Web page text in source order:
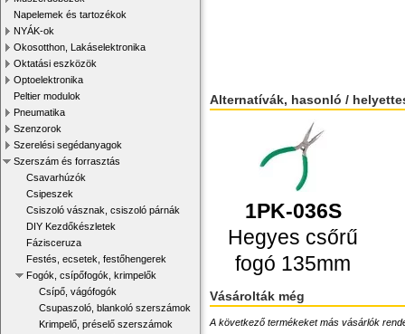
Napelemek és tartozékok
NYÁK-ok
Okosotthon, Lakáselektronika
Oktatási eszközök
Optoelektronika
Peltier modulok
Pneumatika
Szenzorok
Szerelési segédanyagok
Szerszám és forrasztás
Csavarhúzók
Csipeszek
Csiszoló vásznak, csiszoló párnák
DIY Kezdőkészletek
Fázisceruza
Festés, ecsetek, festőhengerek
Fogók, csípőfogók, krimpelők
Csípő, vágófogók
Csupaszoló, blankoló szerszámok
Krimpelő, préselő szerszámok
Alternatívák, hasonló /
1PK-036S
Hegyes csőrű
fogó 135mm
Vásárolták még
A következő termékeket más vásárlók